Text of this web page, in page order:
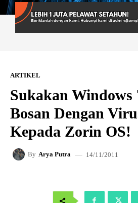
ARTIKEL
Sukakan Windows
Bosan Dengan
Kepada Zorin OS!
By Arya Putra 14/11/2011